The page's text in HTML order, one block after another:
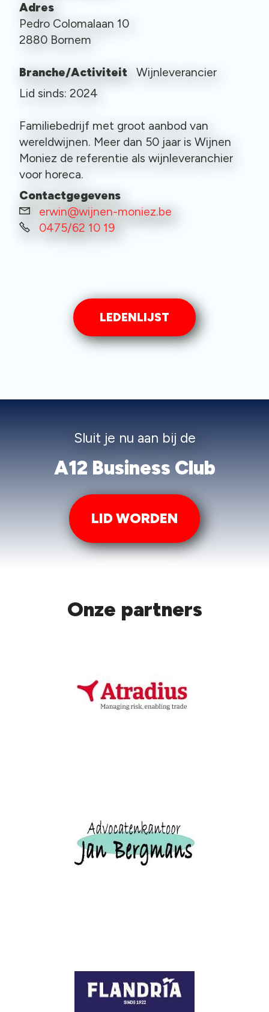
Adres
Pedro Colomalaan 10
2880 Bornem
Branche/Activiteit Wijnleverancier
Lid sinds: 2024
Familiebedrijf met groot aanbod van
wereldwijnen. Meer dan 50 jaar is Wijnen
Moniez de referentie als wijnleveranchier
voor horeca.
Contactgegevens
erwin@wijnen-moniez.be
0475/62 10 19
LEDENLIJST
Sluit je nu aan bij de
A12 Business Club
LID WORDEN
Onze partners